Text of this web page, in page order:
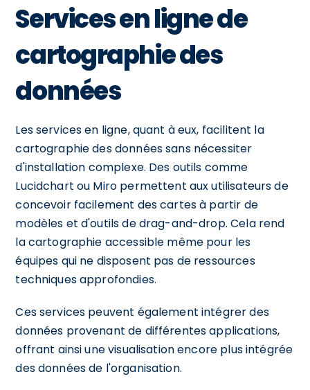
Services en ligne de
cartographie des
données
Les services en ligne, quant à eux, facilitent la
cartographie des données sans nécessiter
d'installation complexe. Des outils comme
Lucidchart ou Miro permettent aux utilisateurs de
concevoir facilement des cartes à partir de
modèles et d'outils de drag-and-drop. Cela rend
la cartographie accessible même pour les
équipes qui ne disposent pas de ressources
techniques approfondies.
Ces services peuvent également intégrer des
données provenant de différentes applications,
offrant ainsi une visualisation encore plus intégrée
des données de l'organisation.